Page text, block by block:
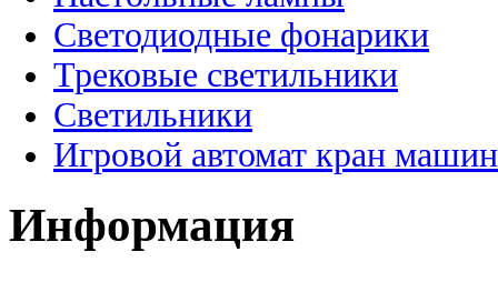
Светодиодные фонарики
Трековые светильники
Светильники
Игровой автомат кран
Информация